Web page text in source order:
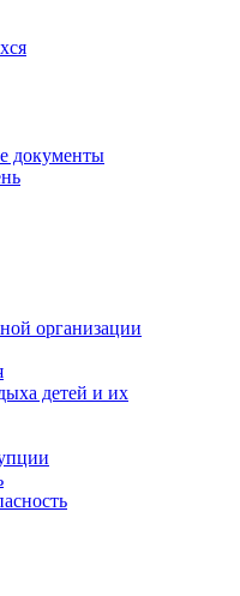
документы
организации
детей и их